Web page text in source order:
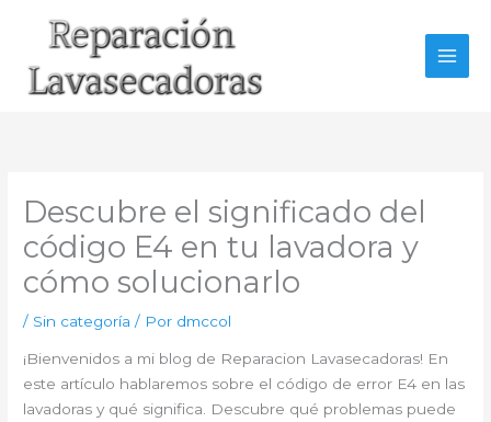
Descubre el significado del
código E4 en tu lavadora y
cómo solucionarlo
/ Sin categoría / Por dmccol
¡Bienvenidos a mi blog de Reparacion Lavasecadoras! En
este artículo hablaremos sobre el código de error E4 en las
lavadoras y qué significa. Descubre qué problemas puede